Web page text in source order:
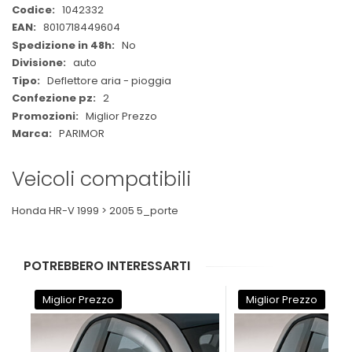
Maggiori
Informazioni
1042332
8010718449604
No
auto
Deflettore aria - pioggia
2
Miglior Prezzo
PARIMOR
Veicoli compatibili
Honda HR-V 1999 > 2005 5_porte
POTREBBERO INTERESSARTI
Miglior Prezzo Miglior Prezzo